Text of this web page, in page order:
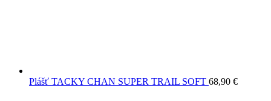
Plášť TACKY CHAN SUPER TRAIL SOFT 68,90 €